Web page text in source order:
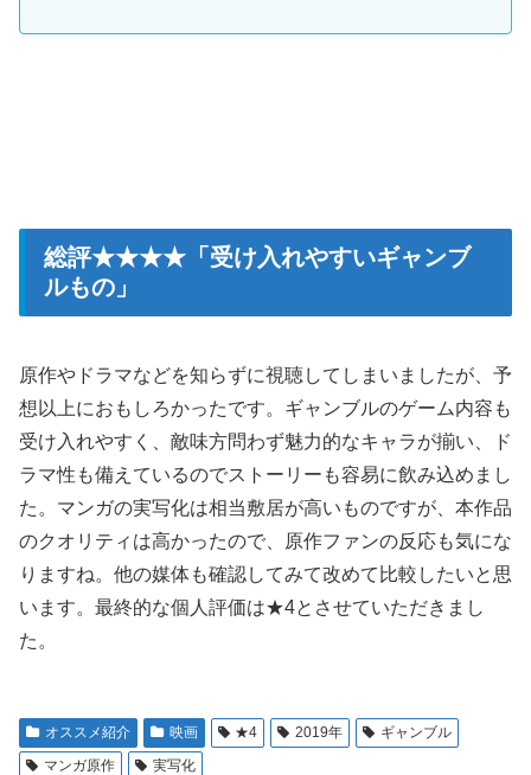
総評★★★★「受け入れやすいギャンブ
ルもの」
原作やドラマなどを知らずに視聴してしまいましたが、予
想以上におもしろかったです。ギャンブルのゲーム内容も
受け入れやすく、敵味方問わず魅力的なキャラが揃い、ド
ラマ性も備えているのでストーリーも容易に飲み込めまし
た。マンガの実写化は相当敷居が高いものですが、本作品
のクオリティは高かったので、原作ファンの反応も気にな
りますね。他の媒体も確認してみて改めて比較したいと思
います。最終的な個人評価は★4とさせていただきまし
た。
オススメ紹介 映画 ★4 2019年
ギャンブル
マンガ原作
実写化